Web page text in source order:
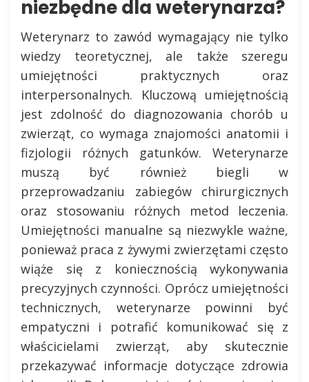
niezbędne dla weterynarza?
Weterynarz to zawód wymagający nie tylko
wiedzy teoretycznej, ale także szeregu
umiejętności praktycznych oraz
interpersonalnych. Kluczową umiejętnością
jest zdolność do diagnozowania chorób u
zwierząt, co wymaga znajomości anatomii i
fizjologii różnych gatunków. Weterynarze
muszą być również biegli w
przeprowadzaniu zabiegów chirurgicznych
oraz stosowaniu różnych metod leczenia.
Umiejętności manualne są niezwykle ważne,
ponieważ praca z żywymi zwierzętami często
wiąże się z koniecznością wykonywania
precyzyjnych czynności. Oprócz umiejętności
technicznych, weterynarze powinni być
empatyczni i potrafić komunikować się z
właścicielami zwierząt, aby skutecznie
przekazywać informacje dotyczące zdrowia